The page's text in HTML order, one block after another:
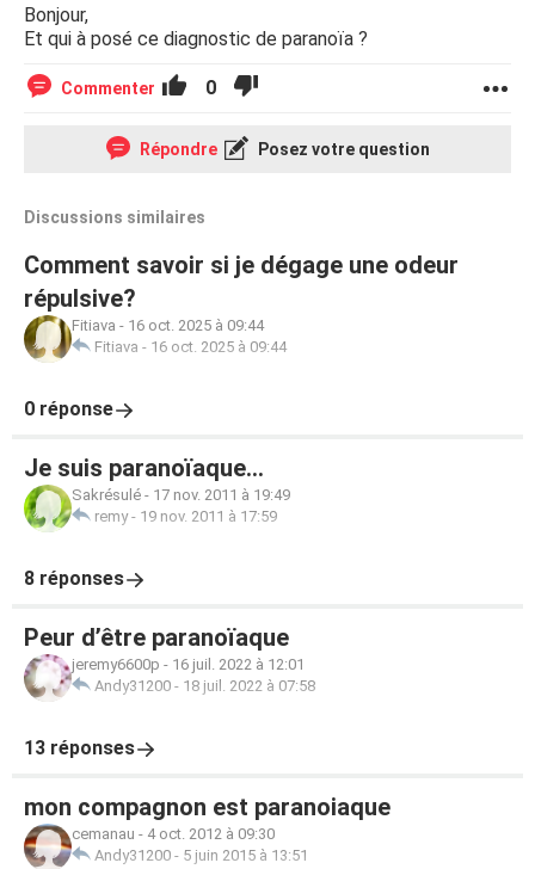
Bonjour,
Et qui à posé ce diagnostic de paranoïa ?
Commenter 0
Répondre Posez votre question
Discussions similaires
Comment savoir si je dégage une odeur
répulsive?
Fitiava - 16 oct. 2025 à 09:44
Fitiava - 16 oct. 2025 à 09:44
0 réponse
Je suis paranoïaque...
Sakrésulé - 17 nov. 2011 à 19:49
remy- 19 nov. 2011 à 17:59
8 réponses
Peur d’être paranoïaque
jeremy6600p - 16 juil. 2022 à 12:01
Andy31200 - 18 juil. 2022 à 07:58
13 réponses
mon compagnon est paranoiaque
cemanau - 4 oct. 2012 à 09:30
Andy31200 - 5 juin 2015 à 13:51